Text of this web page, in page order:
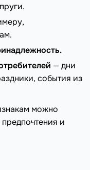
— дни
события из
можно
и